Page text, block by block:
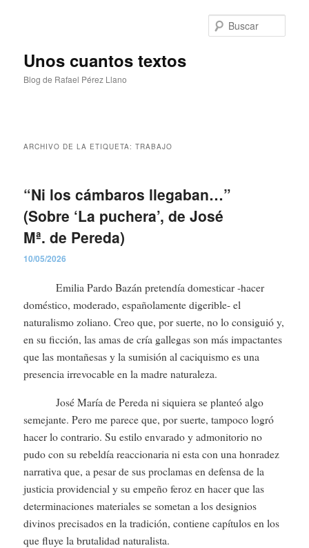
Unos cuantos textos
Blog de Rafael Pérez Llano
ARCHIVO DE LA ETIQUETA:TRABAJO
“Ni los cámbaros llegaban…”
(Sobre ‘La puchera’, de José
Mª. de Pereda)
10/05/2026
Emilia Pardo Bazán pretendía domesticar -hacer
doméstico, moderado, españolamente digerible- el
naturalismo zoliano. Creo que, por suerte, no lo consiguió y,
en su ficción, las amas de cría gallegas son más impactantes
que las montañesas y la sumisión al caciquismo es una
presencia irrevocable en la madre naturaleza.
José María de Pereda ni siquiera se planteó algo
semejante. Pero me parece que, por suerte, tampoco logró
hacer lo contrario. Su estilo envarado y admonitorio no
pudo con su rebeldía reaccionaria ni esta con una honradez
narrativa que, a pesar de sus proclamas en defensa de la
justicia providencial y su empeño feroz en hacer que las
determinaciones materiales se sometan a los designios
divinos precisados en la tradición, contiene capítulos en los
que fluye la brutalidad naturalista.